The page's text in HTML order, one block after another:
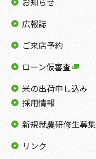
広報誌
ご来店予約
ローン仮審査
米の出荷申し込み
採用情報
新規就農研修生募集
リンク